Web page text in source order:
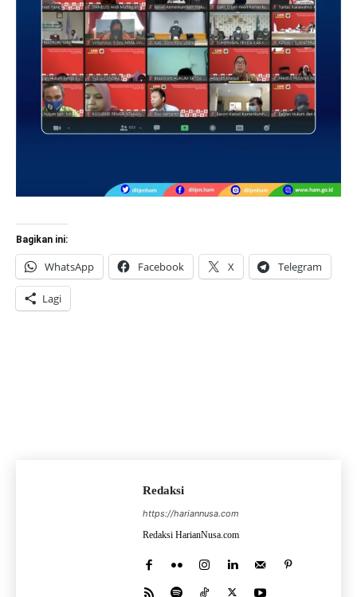
Bagikan ini:
WhatsApp Facebook X Telegram
Lagi
Redaksi
https://hariannusa.com
Redaksi HarianNusa.com